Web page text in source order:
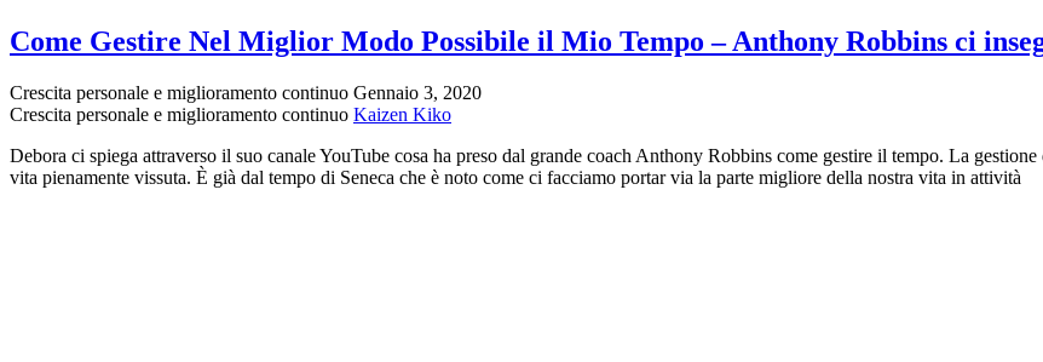
Come Gestire Nel Miglior Modo Possibile il Mio Tempo – Anthony Robbins ci
Crescita personale e miglioramento continuo Gennaio 3, 2020
Crescita personale e miglioramento continuo Kaizen Kiko
Debora ci spiega attraverso il suo canale YouTube cosa ha preso dal grande coach Anthony Robbins come gestire il tempo. La
vita pienamente vissuta. È già dal tempo di Seneca che è noto come ci facciamo portar via la parte migliore della nostra vita in attività